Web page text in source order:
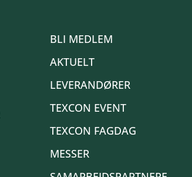
BLI MEDLEM
AKTUELT
LEVERANDØRER
TEXCON EVENT
TEXCON FAGDAG
MESSER